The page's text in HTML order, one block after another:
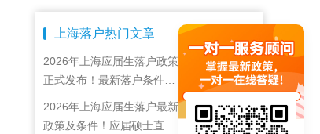
上海落户热门文章
2026年上海应届生落户政策
正式发布！最新落户条件及
流程解析！
2026年上海应届生落户最新
政策及条件！应届硕士直接